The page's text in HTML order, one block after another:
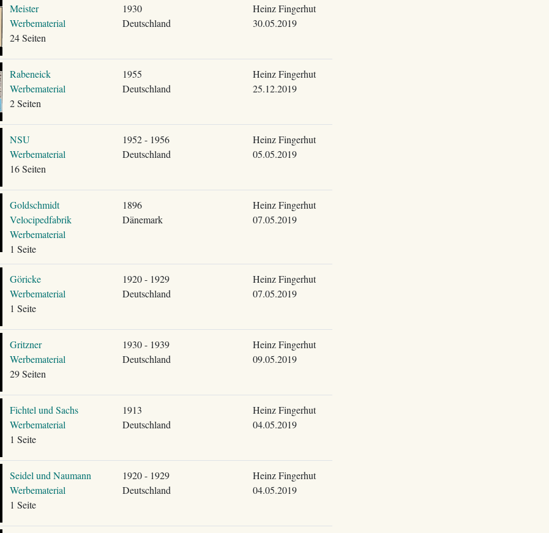
Meister
Werbematerial
24 Seiten
1930
Deutschland
Heinz Fingerhut
30.05.2019
Rabeneick
Werbematerial
2 Seiten
1955
Deutschland
Heinz Fingerhut
25.12.2019
NSU
Werbematerial
16 Seiten
1952 - 1956
Deutschland
Heinz Fingerhut
05.05.2019
Goldschmidt
Velocipedfabrik
Werbematerial
1 Seite
1896
Dänemark
Heinz Fingerhut
07.05.2019
Göricke
Werbematerial
1 Seite
1920 - 1929
Deutschland
Heinz Fingerhut
07.05.2019
Gritzner
Werbematerial
29 Seiten
1930 - 1939
Deutschland
Heinz Fingerhut
09.05.2019
Fichtel und Sachs
Werbematerial
1 Seite
1913
Deutschland
Heinz Fingerhut
04.05.2019
Seidel und Naumann
Werbematerial
1 Seite
1920 - 1929
Deutschland
Heinz Fingerhut
04.05.2019